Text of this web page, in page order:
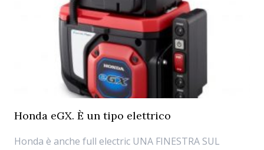
Honda eGX. È un tipo elettrico
Honda è anche full electric UNA FINESTRA SUL